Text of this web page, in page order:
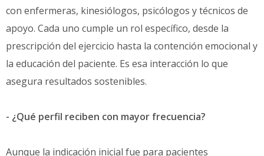
con enfermeras, kinesiólogos, psicólogos y técnicos de
apoyo. Cada uno cumple un rol específico, desde la
prescripción del ejercicio hasta la contención emocional y
la educación del paciente. Es esa interacción lo que
asegura resultados sostenibles.
- ¿Qué perfil reciben con mayor frecuencia?
Aunque la indicación inicial fue para pacientes